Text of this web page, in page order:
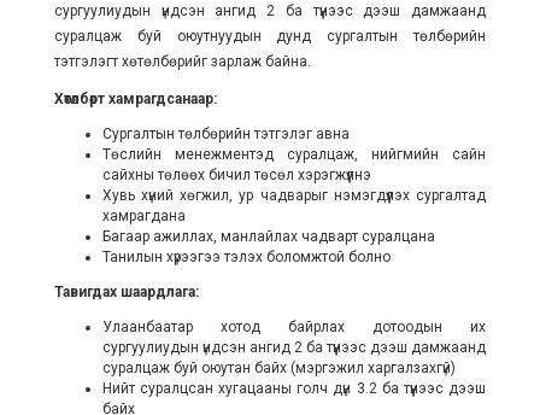
сургуулиудын үндсэн ангид 2 ба түүнээс дээш дамжаанд
суралцаж буй оюутнуудын дунд сургалтын төлбөрийн
тэтгэлэгт хөтөлбөрийг зарлаж байна.
Хөтөлбөрт хамрагдсанаар:
Сургалтын төлбөрийн тэтгэлэг авна
Төслийн менежментэд суралцаж, нийгмийн сайн
сайхны төлөөх бичил төсөл хэрэгжүүлнэ
Хувь хүний хөгжил, ур чадварыг нэмэгдүүлэх сургалтад
хамрагдана
Багаар ажиллах, манлайлах чадварт суралцана
Танилын хүрээгээ тэлэх боломжтой болно
Тавигдах шаардлага:
Улаанбаатар хотод байрлах дотоодын их
сургуулиудын үндсэн ангид 2 ба түүнээс дээш дамжаанд
суралцаж буй оюутан байх (мэргэжил харгалзахгүй)
Нийт суралцсан хугацааны голч дүн 3.2 ба түүнээс дээш
байх